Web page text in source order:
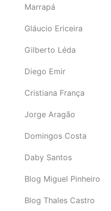
Marrapá
Gláucio Ericeira
Gilberto Léda
Diego Emir
Cristiana França
Jorge Aragão
Domingos Costa
Daby Santos
Blog Miguel Pinheiro
Blog Thales Castro